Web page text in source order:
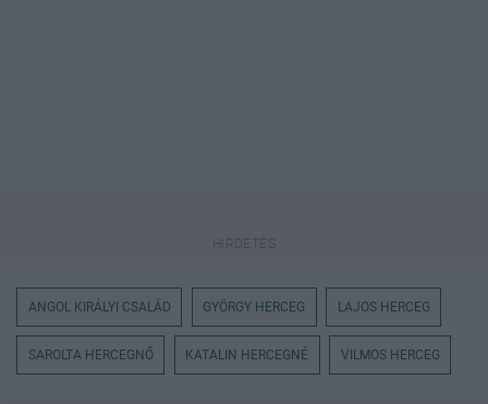
ANGOL KIRÁLYI CSALÁD GYÖRGY HERCEG LAJOS HERCEG
SAROLTA HERCEGNŐ KATALIN HERCEGNÉ VILMOS HERCEG